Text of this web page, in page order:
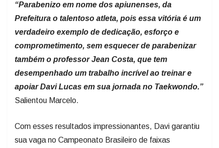
“Parabenizo em nome dos apiunenses, da
Prefeitura o talentoso atleta, pois essa vitória é um
verdadeiro exemplo de dedicação, esforço e
comprometimento, sem esquecer de parabenizar
também o professor Jean Costa, que tem
desempenhado um trabalho incrível ao treinar e
apoiar Davi Lucas em sua jornada no Taekwondo.”
Salientou Marcelo.
Com esses resultados impressionantes, Davi garantiu
sua vaga no Campeonato Brasileiro de faixas